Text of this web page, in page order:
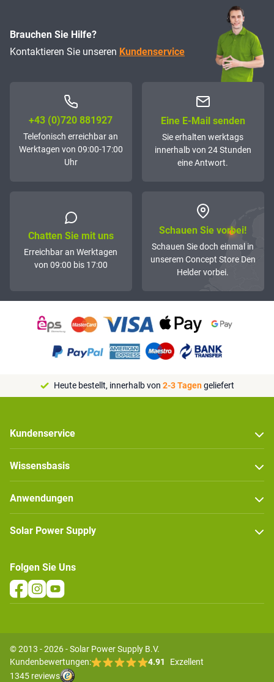
Brauchen Sie Hilfe?
Kontaktieren Sie unseren Kundenservice
+43 (0)72­0 881927
Telefonisch erreichbar an
Werktagen von 09:00-17:00
Uhr
Eine E-Mail senden
Sie erhalten werktags
innerhalb von 24 Stunden
eine Antwort.
Chatten Sie mit uns
Erreichbar an Werktagen
von 09:00 bis 17:00
Schauen Sie vorbei!
Schauen Sie doch einmal in
unserem Concept Store Den
Helder vorbei.
Heute bestellt, innerhalb von 2-3 Tagengeliefert
Kundenservice
Wissensbasis
Anwendungen
Solar Power Supply
Folgen Sie Uns
© 2013 - 2026 - Solar Power Supply B.V.
Kundenbewertungen:
4.91
Exzellent
1345 reviews